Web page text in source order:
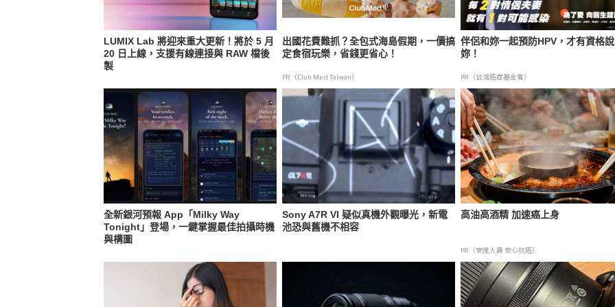
LUMIX Lab 將迎來重大更新！將於 5 月
20 日上線，支援有線連接與 RAW 檔後
製
出國花費難抓？全包式海島假期，一價搞
定食宿玩樂，省錢更省心！
PR（Club Med Taiwan）
伴侶和妳一起預防HPV，才有資格
妳！
PR（台灣癌症基金會）
全新銀河預報 App「Milky Way
Tonight」登場，一鍵掌握最佳拍攝時機
與構圖
Sony A7R VI 疑似真機外觀曝光，新電
池恐與舊機不相容
高油高酒精 加速癌上身
PR（安達人壽 安心抗癌）